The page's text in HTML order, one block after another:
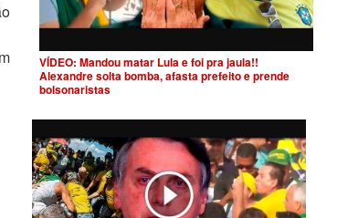
VÍDEO: Mandou matar Lula e foi pra jaula!!
Alexandre solta bomba, afasta prefeito e prende
bolsonaristas